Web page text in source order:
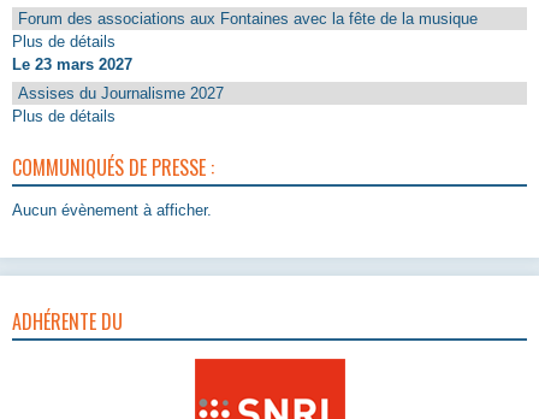
Forum des associations aux Fontaines avec la fête de la musique
Plus de détails
Le 23 mars 2027
Assises du Journalisme 2027
Plus de détails
COMMUNIQUÉS DE PRESSE :
Aucun évènement à afficher.
ADHÉRENTE DU